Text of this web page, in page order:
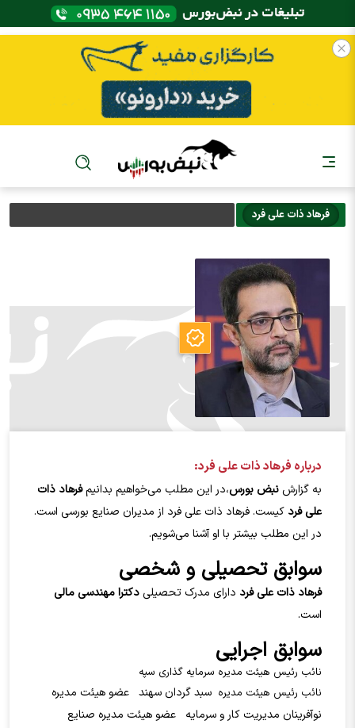
فرهاد ذات علي فرد
درباره فرهاد ذات علي فرد:
به گزارش نبض بورس،در این مطلب می‌خواهیم بدانیمفرهاد ذات
علي فرد کیست. فرهاد ذات علي فرد از مدیران صنایع بورسی است.
در این مطلب بیشتر با او آشنا می‌شویم.
سوابق تحصیلی و شخصی
فرهاد ذات علي فرد دارای مدرک تحصیلی دکترا مهندسی مالی
است.
سوابق اجرایی
نائب رئیس هیئت مدیره سرمایه گذاری سپه
نائب رئیس هیئت مدیره سبد گردان سهند عضو هیئت مدیره
نوآفرینان مدیریت کار و سرمایه
عضو هیئت مدیره صنایع